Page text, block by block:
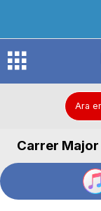
R
d
Ara
Carrer